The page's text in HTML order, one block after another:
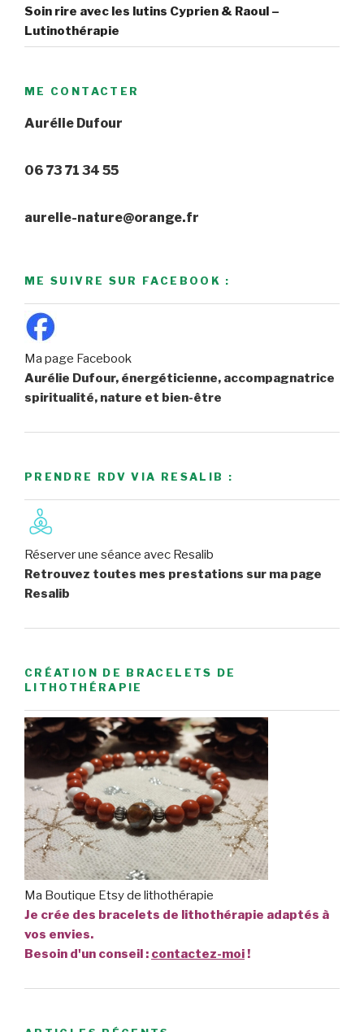
Soin rire avec les lutins Cyprien & Raoul –
Lutinothérapie
ME CONTACTER
Aurélie Dufour
06 73 71 34 55
aurelie-nature@orange.fr
ME SUIVRE SUR FACEBOOK :
Ma page Facebook
Aurélie Dufour, énergéticienne, accompagnatrice
spiritualité, nature et bien-être
PRENDRE RDV VIA RESALIB :
Réserver une séance avec Resalib
Retrouvez toutes mes prestations sur ma page
Resalib
CRÉATION DE BRACELETS DE
LITHOTHÉRAPIE
Ma Boutique Etsy de lithothérapie
Je crée des bracelets de lithothérapie adaptés à
vos envies.
Besoin d'un conseil : contactez-moi!